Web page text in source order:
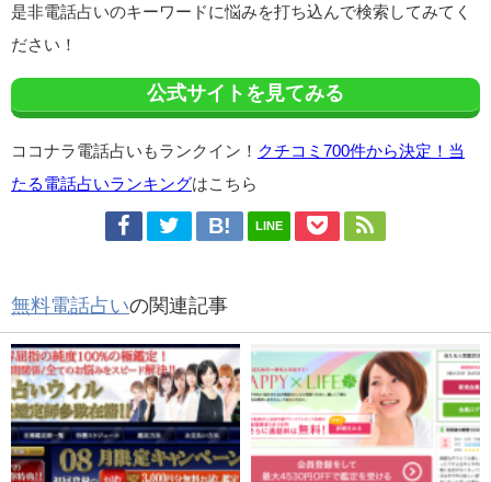
是非電話占いのキーワードに悩みを打ち込んで検索してみてく
ださい！
公式サイトを見てみる
ココナラ電話占いもランクイン！ クチコミ700件から決定！当
たる電話占いランキングはこちら
LINE
無料電話占いの関連記事